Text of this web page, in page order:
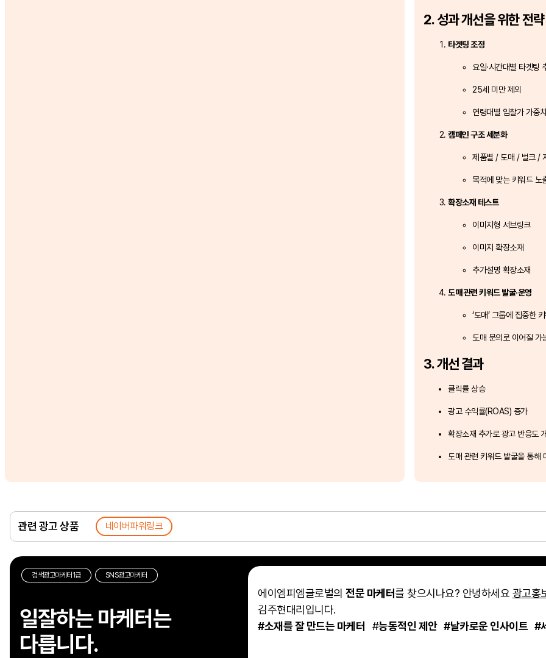
2. 성과 개선을 위한 전략
타겟팅 조정
요일·시간대별 타겟팅
25세 미만 제외
연령대별 입찰가 가중
캠페인 구조 세분화
제품별 / 도매 / 벌크 /
목적에 맞는 키워드 노
확장소재 테스트
이미지형 서브링크
이미지 확장소재
추가설명 확장소재
도매 관련 키워드 발굴·운영
‘도매’ 그룹에 집중한
도매 문의로 이어질 가
3. 개선 결과
클릭률 상승
광고 수익률(ROAS) 증가
확장소재 추가로 광고 반응도
도매 관련 키워드 발굴을 통해
관련 광고 상품 네이버파워링크
검색광고마케터1급 SNS광고마케터
일잘하는 마케터는
다릅니다.
에이엠피엠글로벌의 전문 마케터를 찾으시나요? 안녕하세요 광고홍
김주현대리입니다.
#소재를 잘 만드는 마케터
#능동적인 제안 #날카로운 인사이트 #